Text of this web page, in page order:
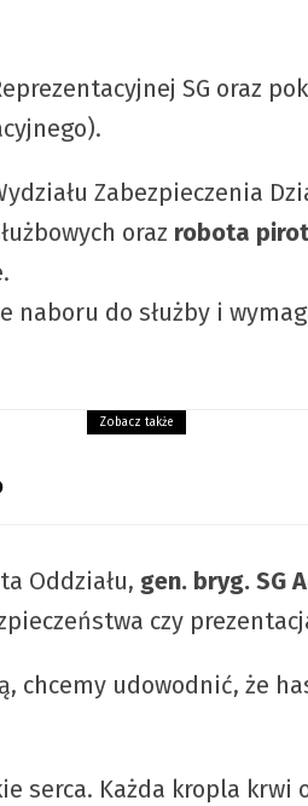
SG oraz
Zabezpieczenia
oraz robota
naboru do służby i
Zobacz także
Oddziału, gen. bryg. SG
czy
udowodnić, że
serca. Każda kropla